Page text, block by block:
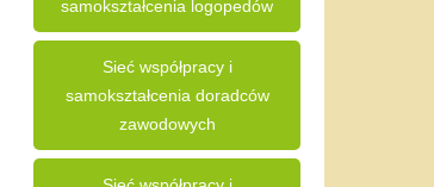
samokształcenia logopedów
Sieć współpracy i
samokształcenia doradców
zawodowych